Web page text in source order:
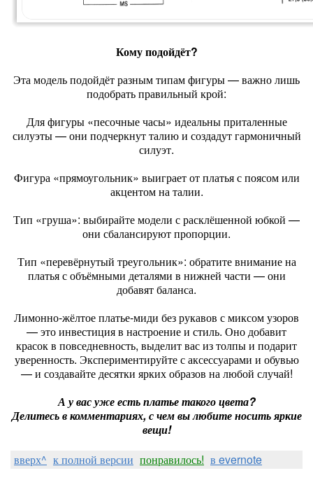
Кому подойдёт?
Эта модель подойдёт разным типам фигуры — важно лишь
подобрать правильный крой:
Для фигуры «песочные часы» идеальны приталенные
силуэты — они подчеркнут талию и создадут гармоничный
силуэт.
Фигура «прямоугольник» выиграет от платья с поясом или
акцентом на талии.
Тип «груша»: выбирайте модели с расклёшенной юбкой —
они сбалансируют пропорции.
Тип «перевёрнутый треугольник»: обратите внимание на
платья с объёмными деталями в нижней части — они
добавят баланса.
Лимонно‑жёлтое платье‑миди без рукавов с миксом узоров
— это инвестиция в настроение и стиль. Оно добавит
красок в повседневность, выделит вас из толпы и подарит
уверенность. Экспериментируйте с аксессуарами и обувью
— и создавайте десятки ярких образов на любой случай!
А у вас уже есть платье такого цвета?
Делитесь в комментариях, с чем вы любите носить яркие
вещи!
вверх^ к полной версии понравилось! в evernote